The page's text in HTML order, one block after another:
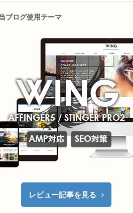
ブログ使用テーマ
レビュー記事を見る